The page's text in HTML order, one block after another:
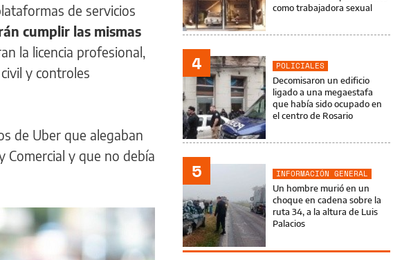
de servicios
cumplir las mismas
la licencia profesional,
y controles
de Uber que alegaban
Comercial y que no debía
como trabajadora sexual
4
POLICIALES
Decomisaron un edificio
ligado a una megaestafa
que había sido ocupado en
el centro de Rosario
5
INFORMACIÓN GENERAL
Un hombre murió en un
choque en cadena sobre la
ruta 34, a la altura de Luis
Palacios